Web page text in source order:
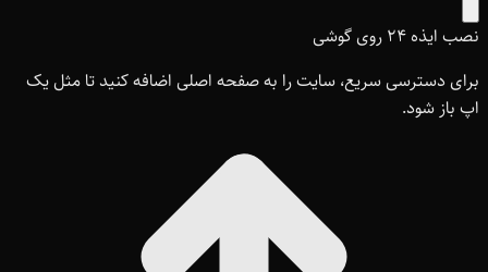
نصب ایذه ۲۴ روی گوشی
برای دسترسی سریع، سایت را به صفحه اصلی اضافه کنید تا مثل یک
اپ باز شود.